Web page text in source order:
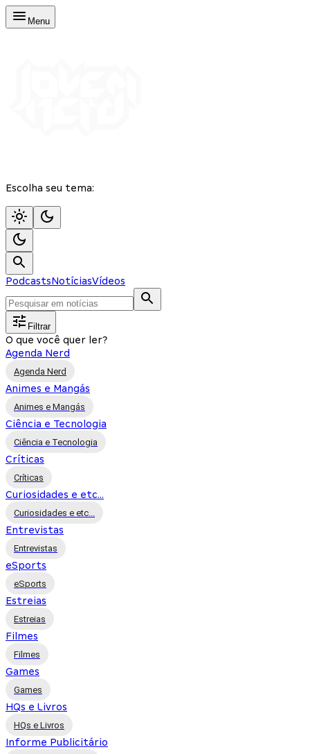
Menu
Escolha seu tema:
PodcastsNotíciasVídeos
Filtrar
O que você quer ler?
Agenda Nerd
Agenda Nerd
Animes e Mangás
Animes e Mangás
Ciência e Tecnologia
Ciência e Tecnologia
Críticas
Críticas
Curiosidades e etc...
Curiosidades e etc...
Entrevistas
Entrevistas
eSports
eSports
Estreias
Estreias
Filmes
Filmes
Games
Games
HQs e Livros
HQs e Livros
Informe Publicitário